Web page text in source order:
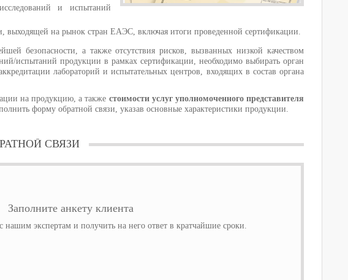
и испытаний
выходящей на рынок стран ЕАЭС, включая итоги проведенной сертификации.
безопасности, а также отсутствия рисков, вызванных низкой качеством
испытаний продукции в рамках сертификации, необходимо выбирать орган
лабораторий и испытательных центров, входящих в состав органа
на продукцию, а также стоимости услуг уполномоченного представителя
форму обратной связи, указав основные характеристики продукции.
СВЯЗИ
анкету клиента
нашим экспертам и получить на него ответ в кратчайшие сроки.